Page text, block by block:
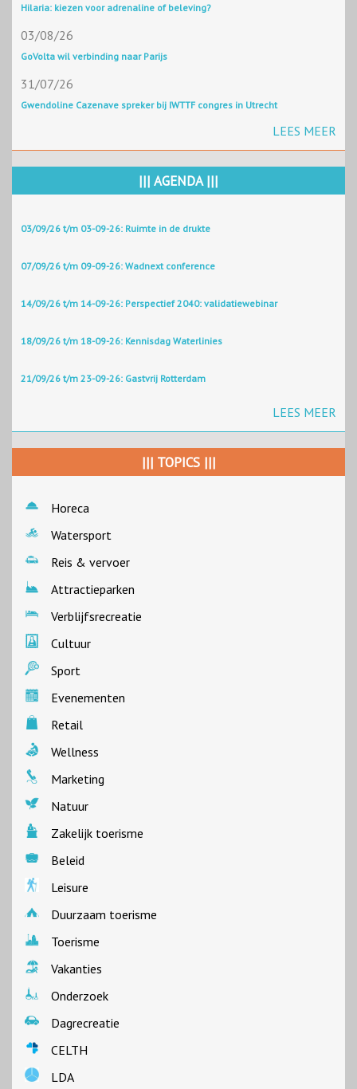
Hilaria: kiezen voor adrenaline of beleving?
03/08/26
GoVolta wil verbinding naar Parijs
31/07/26
Gwendoline Cazenave spreker bij IWTTF congres in Utrecht
LEES MEER
||| AGENDA |||
03/09/26 t/m 03-09-26: Ruimte in de drukte
07/09/26 t/m 09-09-26: Wadnext conference
14/09/26 t/m 14-09-26: Perspectief 2040: validatiewebinar
18/09/26 t/m 18-09-26: Kennisdag Waterlinies
21/09/26 t/m 23-09-26: Gastvrij Rotterdam
LEES MEER
||| TOPICS |||
Horeca
Watersport
Reis & vervoer
Attractieparken
Verblijfsrecreatie
Cultuur
Sport
Evenementen
Retail
Wellness
Marketing
Natuur
Zakelijk toerisme
Beleid
Leisure
Duurzaam toerisme
Toerisme
Vakanties
Onderzoek
Dagrecreatie
CELTH
LDA